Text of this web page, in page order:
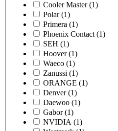
Cooler Master (1)
Polar (1)
Primera (1)
Phoenix Contact (1)
SEH (1)
Hoover (1)
Waeco (1)
Zanussi (1)
ORANGE (1)
Denver (1)
Daewoo (1)
Gabor (1)
NVIDIA (1)